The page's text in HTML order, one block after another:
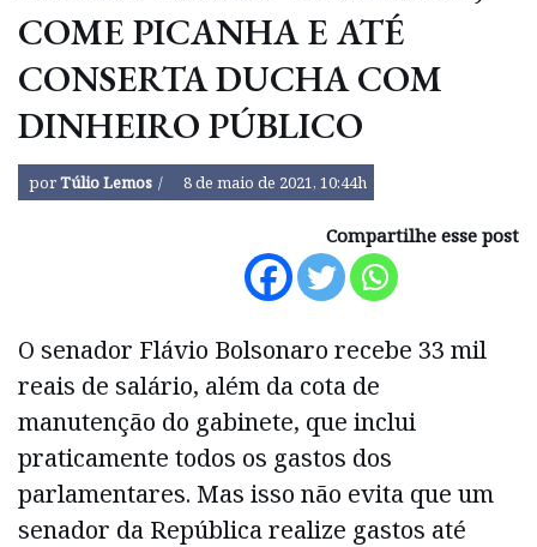
COME PICANHA E ATÉ
CONSERTA DUCHA COM
DINHEIRO PÚBLICO
porTúlio Lemos 8 de maio de 2021, 10:44h
Compartilhe esse post
O senador Flávio Bolsonaro recebe 33 mil
reais de salário, além da cota de
manutenção do gabinete, que inclui
praticamente todos os gastos dos
parlamentares. Mas isso não evita que um
senador da República realize gastos até